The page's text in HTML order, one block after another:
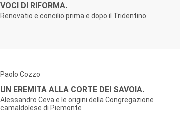
VOCI DI RIFORMA.
Renovatio e concilio prima e dopo il Tridentino
Paolo Cozzo
UN EREMITA ALLA CORTE DEI SAVOIA.
Alessandro Ceva e le origini della Congregazione
camaldolese di Piemonte